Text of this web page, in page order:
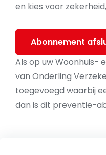
en kies voor
Abonnement
Als op uw Woonhuis-
van Onderling
toegevoegd waarbij
dan is dit preventie-